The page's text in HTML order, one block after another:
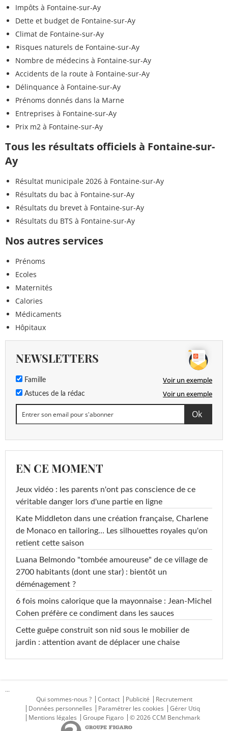
Impôts à Fontaine-sur-Ay
Dette et budget de Fontaine-sur-Ay
Climat de Fontaine-sur-Ay
Risques naturels de Fontaine-sur-Ay
Nombre de médecins à Fontaine-sur-Ay
Accidents de la route à Fontaine-sur-Ay
Délinquance à Fontaine-sur-Ay
Prénoms donnés dans la Marne
Entreprises à Fontaine-sur-Ay
Prix m2 à Fontaine-sur-Ay
Tous les résultats officiels à Fontaine-sur-
Ay
Résultat municipale 2026 à Fontaine-sur-Ay
Résultats du bac à Fontaine-sur-Ay
Résultats du brevet à Fontaine-sur-Ay
Résultats du BTS à Fontaine-sur-Ay
Nos autres services
Prénoms
Ecoles
Maternités
Calories
Médicaments
Hôpitaux
NEWSLETTERS
Famille Voir un exemple
Astuces de la rédac Voir un exemple
EN CE MOMENT
Jeux vidéo : les parents n'ont pas conscience de ce
véritable danger lors d'une partie en ligne
Kate Middleton dans une création française, Charlene
de Monaco en tailoring… Les silhouettes royales qu'on
retient cette saison
Luana Belmondo "tombée amoureuse" de ce village de
2700 habitants (dont une star) : bientôt un
déménagement ?
6 fois moins calorique que la mayonnaise : Jean-Michel
Cohen préfère ce condiment dans les sauces
Cette guêpe construit son nid sous le mobilier de
jardin : attention avant de déplacer une chaise
...
Qui sommes-nous ?
Contact Publicité
Recrutement
Données personnelles
Paramétrer les cookies
Gérer Utiq
Mentions légales
Groupe Figaro © 2026 CCM Benchmark